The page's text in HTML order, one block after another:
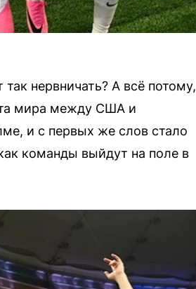
нервничать? А всё потому,
мира между США и
и с первых же слов стало
команды выйдут на поле в